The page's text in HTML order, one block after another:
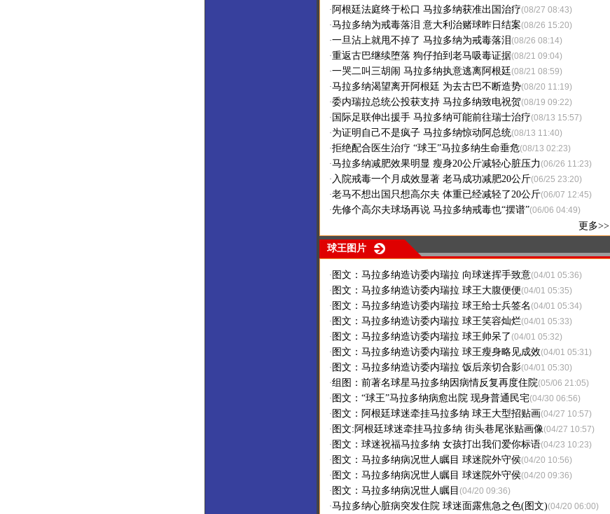
· 阿根廷法庭终于松口 马拉多纳获准出国治疗(08/27 08:43)
·马拉多纳为戒毒落泪 意大利治赌球昨日结案(08/26 15:20)
·一旦沾上就甩不掉了 马拉多纳为戒毒落泪 (08/26 08:14)
·重返古巴继续堕落 狗仔拍到老马吸毒证据(08/21 09:04)
·一哭二叫三胡闹 马拉多纳执意逃离阿根廷(08/21 08:59)
·马拉多纳渴望离开阿根廷 为去古巴不断造势(08/20 11:19)
·委内瑞拉总统公投获支持 马拉多纳致电祝贺(08/19 09:22)
· 国际足联伸出援手 马拉多纳可能前往瑞士治疗(08/13 15:57)
·为证明自己不是疯子 马拉多纳惊动阿总统(08/13 11:40)
·拒绝配合医生治疗 “球王”马拉多纳生命垂危(08/13 02:23)
·马拉多纳减肥效果明显 瘦身20公斤减轻心脏压力 (06/26 11:23)
· 入院戒毒一个月成效显著 老马成功减肥20公斤(06/25 23:20)
·老马不想出国只想高尔夫 体重已经减轻了20公斤(06/07 12:45)
·先修个高尔夫球场再说 马拉多纳戒毒也“摆谱”(06/06 04:49)
更多>>
球王图片
· 图文：马拉多纳造访委内瑞拉 向球迷挥手致意(04/01 05:36)
· 图文：马拉多纳造访委内瑞拉 球王大腹便便(04/01 05:35)
· 图文：马拉多纳造访委内瑞拉 球王给士兵签名 (04/01 05:34)
· 图文：马拉多纳造访委内瑞拉 球王笑容灿烂(04/01 05:33)
· 图文：马拉多纳造访委内瑞拉 球王帅呆了 (04/01 05:32)
· 图文：马拉多纳造访委内瑞拉 球王瘦身略见成效(04/01 05:31)
· 图文：马拉多纳造访委内瑞拉 饭后亲切合影(04/01 05:30)
·组图：前著名球星马拉多纳因病情反复再度住院(05/06 21:05)
· 图文：“球王”马拉多纳病愈出院 现身普通民宅(04/30 06:56)
· 图文：阿根廷球迷牵挂马拉多纳 球王大型招贴画(04/27 10:57)
· 图文:阿根廷球迷牵挂马拉多纳 街头巷尾张贴画像(04/27 10:57)
· 图文：球迷祝福马拉多纳 女孩打出我们爱你标语(04/23 10:23)
· 图文：马拉多纳病况世人瞩目 球迷院外守侯(04/20 10:56)
· 图文：马拉多纳病况世人瞩目 球迷院外守侯(04/20 09:36)
· 图文：马拉多纳病况世人瞩目 (04/20 09:36)
·马拉多纳心脏病突发住院 球迷面露焦急之色(图文)(04/20 06:00)